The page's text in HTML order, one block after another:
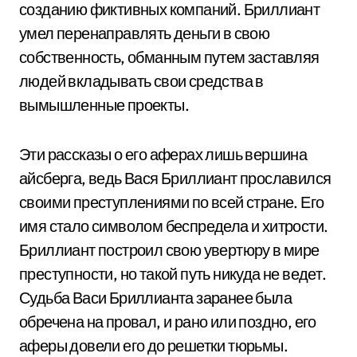
созданию фиктивных компаний. Бриллиант
умел перенаправлять деньги в свою
собственность, обманным путем заставляя
людей вкладывать свои средства в
вымышленные проекты.
Эти рассказы о его аферах лишь вершина
айсберга, ведь Вася Бриллиант прославился
своими преступлениями по всей стране. Его
имя стало символом беспредела и хитрости.
Бриллиант построил свою увертюру в мире
преступности, но такой путь никуда не ведет.
Судьба Васи Бриллианта заранее была
обречена на провал, и рано или поздно, его
аферы довели его до решетки тюрьмы.